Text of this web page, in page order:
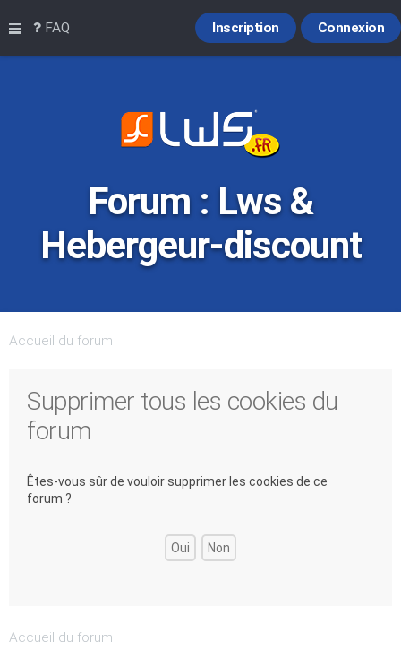
Raccourcis
FAQ Connexion
Inscription
Forum : Lws &
Hebergeur-discount
Accueil du forum
Supprimer tous les cookies du
forum
Êtes-vous sûr de vouloir supprimer les cookies de ce
forum ?
Accueil du forum